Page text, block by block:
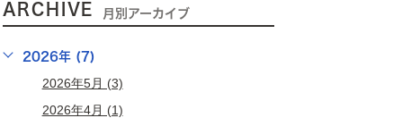
ARCHIVE 月別アーカイブ
2026年 (7)
2026年5月 (3)
2026年4月 (1)